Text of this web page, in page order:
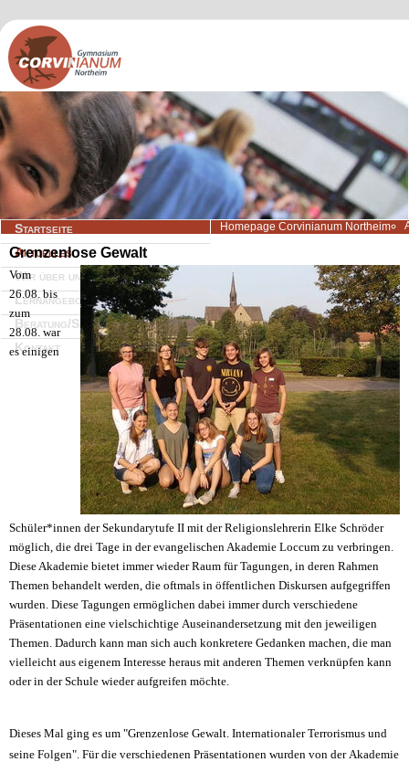
Navigation
überspringen
Startseite
Aktuelles
Wir über uns
Lernangebote
Beratung/Service
Kontakt
Homepage Corvinianum Northeim
Grenzenlose Gewalt
Vom
26.08. bis
zum
28.08. war
es einigen
Schüler*innen der Sekundarytufe II mit der Religionslehrerin Elke Schröder
möglich, die drei Tage in der evangelischen Akademie Loccum zu verbringen.
Diese Akademie bietet immer wieder Raum für Tagungen, in deren Rahmen
Themen behandelt werden, die oftmals in öffentlichen Diskursen aufgegriffen
wurden. Diese Tagungen ermöglichen dabei immer durch verschiedene
Präsentationen eine vielschichtige Auseinandersetzung mit den jeweiligen
Themen. Dadurch kann man sich auch konkretere Gedanken machen, die man
vielleicht aus eigenem Interesse heraus mit anderen Themen verknüpfen kann
oder in der Schule wieder aufgreifen möchte.
Dieses Mal ging es um "Grenzenlose Gewalt. Internationaler Terrorismus und
seine Folgen". Für die verschiedenen Präsentationen wurden von derAkademie